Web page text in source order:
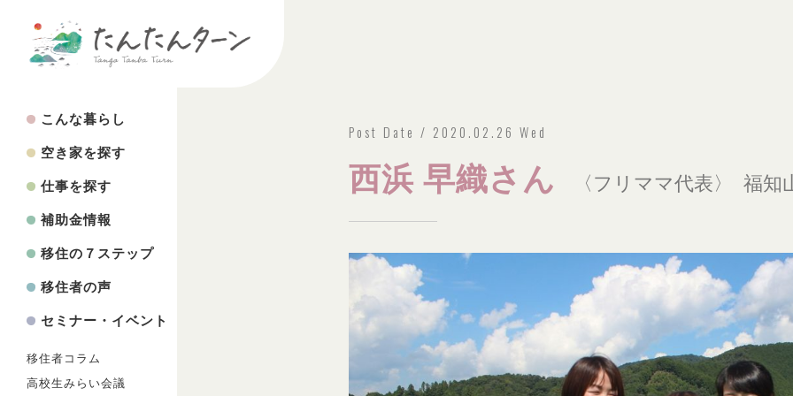
こんな暮らし
空き家を探す
仕事を探す
補助金情報
移住の７ステップ
移住者の声
セミナー・イベント
移住者コラム
高校生みらい会議
Post Date / 2020.02.26 Wed
西浜 早織さん 〈フリママ代表〉 福知